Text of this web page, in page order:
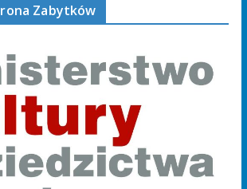
Zabytków